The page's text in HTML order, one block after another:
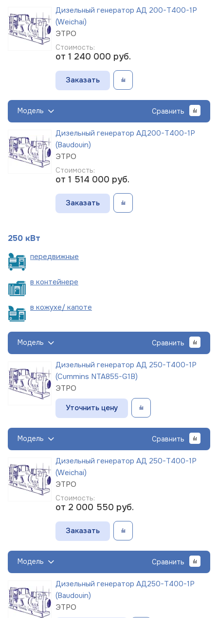
Дизельный генератор АД 200-Т400-1Р
(Weichai)
ЭТРО
Стоимость:
от 1 240 000 руб.
Заказать
Модель Сравнить
Дизельный генератор АД200-Т400-1Р
(Baudouin)
ЭТРО
Стоимость:
от 1 514 000 руб.
Заказать
250 кВт
передвижные
в контейнере
в кожухе/ капоте
Модель Сравнить
Дизельный генератор АД 250-Т400-1Р
(Cummins NTA855-G1B)
ЭТРО
Уточнить цену
Модель Сравнить
Дизельный генератор АД 250-Т400-1Р
(Weichai)
ЭТРО
Стоимость:
от 2 000 550 руб.
Заказать
Модель Сравнить
Дизельный генератор АД250-Т400-1Р
(Baudouin)
ЭТРО